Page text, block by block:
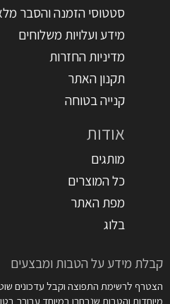
סטטוסי הזמנה והסבר
מידע ועלויות משלוחים
מדיניות החזרות
תקנון האתר
קנייה בטוחה
אודות
מותגים
כל המוצרים
מפת האתר
בלוג
קבלת מידע על הטבות ומבצעים
הצטרף לרשימת התפוצה וקבל עדכונים
מיוחדות והטבות שנבחרו במיוחד עבורך